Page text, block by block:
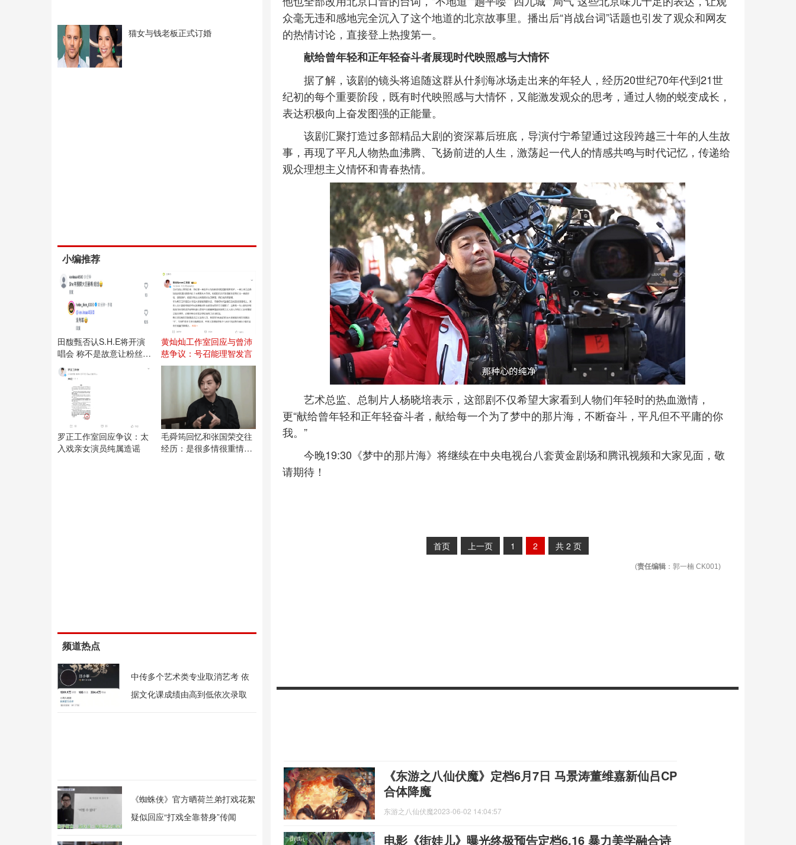
猫女与钱老板正式订婚
小编推荐
田馥甄否认S.H.E将开演
唱会 称不是故意让粉丝失
望
黄灿灿工作室回应与曾沛
慈争议：号召能理智发言
罗正工作室回应争议：太
入戏亲女演员纯属造谣
毛舜筠回忆和张国荣交往
经历：是很多情很重情的
频道热点
中传多个艺术类专业取消艺考 依
据文化课成绩由高到低依次录取
《蜘蛛侠》官方晒荷兰弟打戏花絮
疑似回应“打戏全靠替身”传闻
众毫无违和感地完全沉入了这个地道的北京故事里。播出后“肖战台词”话题也引发了观众和网友
的热情讨论，直接登上热搜第一。
献给曾年轻和正年轻奋斗者展现时代映照感与大情怀
据了解，该剧的镜头将追随这群从什刹海冰场走出来的年轻人，经历20世纪70年代到21世
纪初的每个重要阶段，既有时代映照感与大情怀，又能激发观众的思考，通过人物的蜕变成长，
表达积极向上奋发图强的正能量。
该剧汇聚打造过多部精品大剧的资深幕后班底，导演付宁希望通过这段跨越三十年的人生故
事，再现了平凡人物热血沸腾、飞扬前进的人生，激荡起一代人的情感共鸣与时代记忆，传递给
观众理想主义情怀和青春热情。
艺术总监、总制片人杨晓培表示，这部剧不仅希望大家看到人物们年轻时的热血激情，
更“献给曾年轻和正年轻奋斗者，献给每一个为了梦中的那片海，不断奋斗，平凡但不平庸的你
我。”
今晚19:30《梦中的那片海》将继续在中央电视台八套黄金剧场和腾讯视频和大家见面，敬
请期待！
首页 上一页 1 2 共 2 页
(责任编辑 ：郭一楠 CK001)
《东游之八仙伏魔》定档6月7日 马景涛董维嘉新仙吕CP
合体降魔
东游之八仙伏魔2023-06-02 14:04:57
电影《街娃儿》曝光终极预告定档6.16 暴力美学融合诗